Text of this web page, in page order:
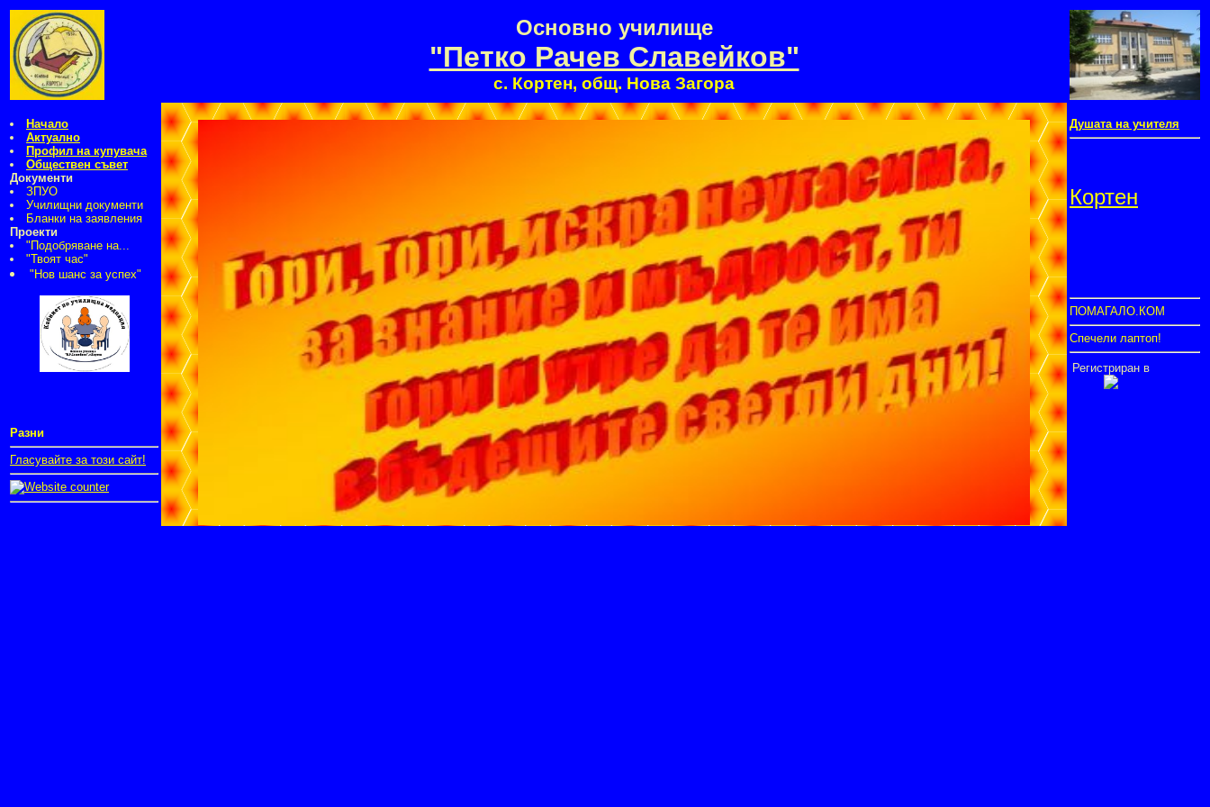
Основно училище
"Петко Рачев Славейков"
с. Кортен, общ. Нова Загора
Начало
Актуално
Профил на купувача
Обществен съвет
Документи
ЗПУО
Училищни документи
Бланки на заявления
Проекти
"Подобряване на...
"Твоят час"
"Нов шанс за успех"
Разни
Гласувайте за този сайт!
Душата на учителя
Кортен
ПОМАГАЛО.КОМ
Спечели лаптоп!
Регистриран в